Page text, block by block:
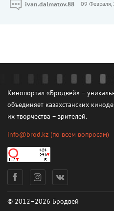
ivan.dalmatov.88
09 Февраля,
Кинопортал «Бродвей» –
объединяет казахстанских
их творчества – зрителей.
info@brod.kz (по всем вопросам)
© 2012–2026 Бродвей